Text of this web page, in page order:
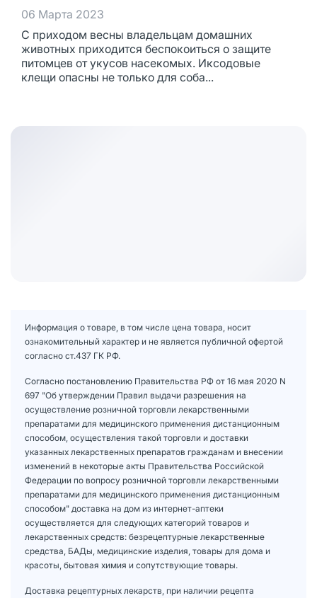
06 Марта 2023
С приходом весны владельцам домашних
животных приходится беспокоиться о защите
питомцев от укусов насекомых. Иксодовые
клещи опасны не только для соба...
Информация о товаре, в том числе цена товара, носит
ознакомительный характер и не является публичной офертой
согласно ст.437 ГК РФ.
Согласно постановлению Правительства РФ от 16 мая 2020 N
697 "Об утверждении Правил выдачи разрешения на
осуществление розничной торговли лекарственными
препаратами для медицинского применения дистанционным
способом, осуществления такой торговли и доставки
указанных лекарственных препаратов гражданам и внесении
изменений в некоторые акты Правительства Российской
Федерации по вопросу розничной торговли лекарственными
препаратами для медицинского применения дистанционным
способом" доставка на дом из интернет-аптеки
осуществляется для следующих категорий товаров и
лекарственных средств: безрецептурные лекарственные
средства, БАДы, медицинские изделия, товары для дома и
красоты, бытовая химия и сопутствующие товары.
Доставка рецептурных лекарств, при наличии рецепта